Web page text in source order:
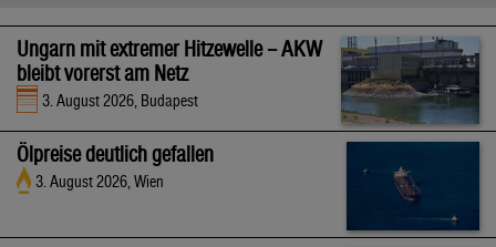
Ungarn mit extremer Hitzewelle – AKW
bleibt vorerst am Netz
3. August 2026, Budapest
Ölpreise deutlich gefallen
3. August 2026, Wien